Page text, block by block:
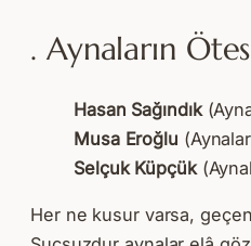
. Aynaların
Hasan Sağındık
Musa Eroğlu
Selçuk Küpçük
Her ne kusur varsa,